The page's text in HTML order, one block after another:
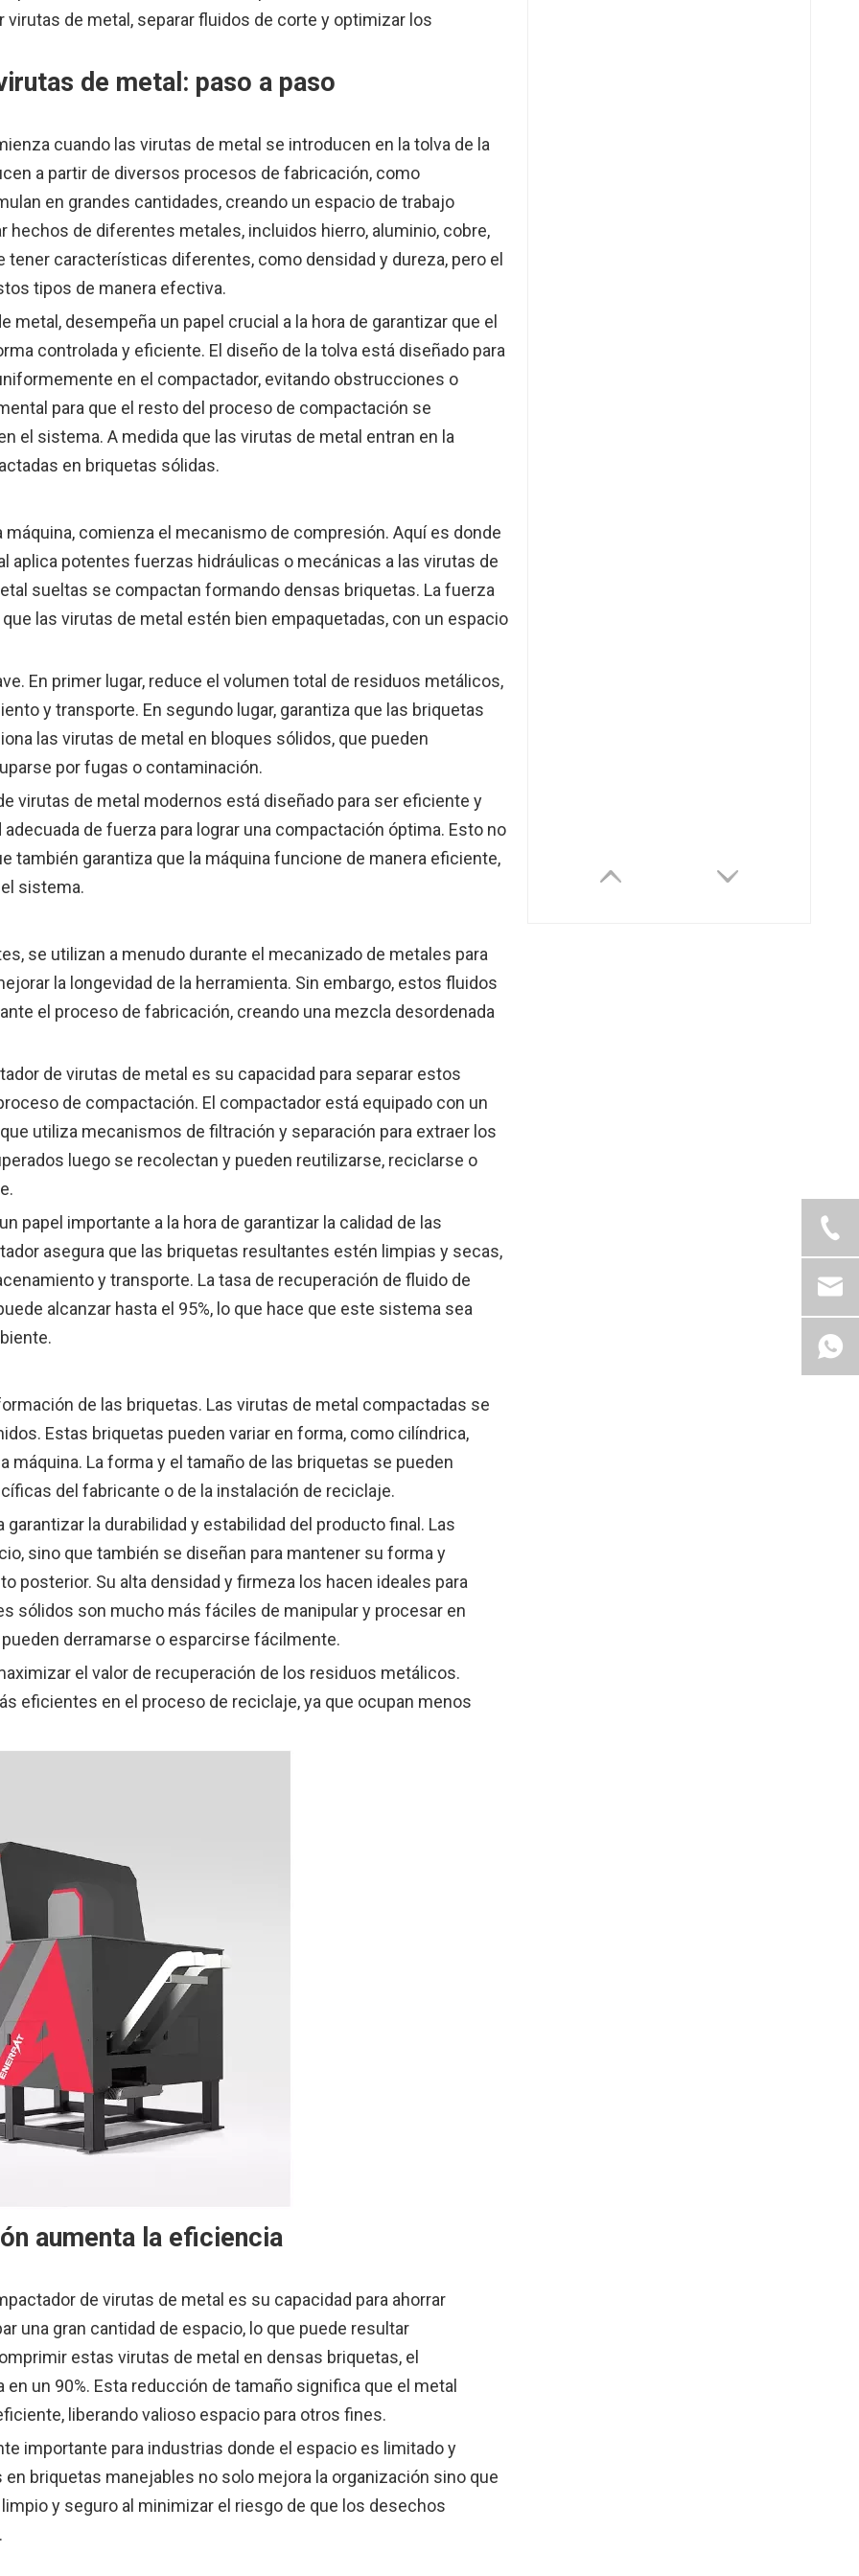
de metal, separar fluidos de corte y optimizar los
de metal: paso a paso
cuando las virutas de metal se introducen en la tolva de la
a partir de diversos procesos de fabricación, como
en grandes cantidades, creando un espacio de trabajo
de diferentes metales, incluidos hierro, aluminio, cobre,
características diferentes, como densidad y dureza, pero el
tipos de manera efectiva.
metal, desempeña un papel crucial a la hora de garantizar que el
controlada y eficiente. El diseño de la tolva está diseñado para
en el compactador, evitando obstrucciones o
para que el resto del proceso de compactación se
el sistema. A medida que las virutas de metal entran en la
en briquetas sólidas.
comienza el mecanismo de compresión. Aquí es donde
aplica potentes fuerzas hidráulicas o mecánicas a las virutas de
sueltas se compactan formando densas briquetas. La fuerza
las virutas de metal estén bien empaquetadas, con un espacio
En primer lugar, reduce el volumen total de residuos metálicos,
y transporte. En segundo lugar, garantiza que las briquetas
las virutas de metal en bloques sólidos, que pueden
por fugas o contaminación.
virutas de metal modernos está diseñado para ser eficiente y
de fuerza para lograr una compactación óptima. Esto no
también garantiza que la máquina funcione de manera eficiente,
sistema.
se utilizan a menudo durante el mecanizado de metales para
la longevidad de la herramienta. Sin embargo, estos fluidos
el proceso de fabricación, creando una mezcla desordenada
de virutas de metal es su capacidad para separar estos
de compactación. El compactador está equipado con un
utiliza mecanismos de filtración y separación para extraer los
luego se recolectan y pueden reutilizarse, reciclarse o
papel importante a la hora de garantizar la calidad de las
asegura que las briquetas resultantes estén limpias y secas,
y transporte. La tasa de recuperación de fluido de
alcanzar hasta el 95%, lo que hace que este sistema sea
de las briquetas. Las virutas de metal compactadas se
Estas briquetas pueden variar en forma, como cilíndrica,
máquina. La forma y el tamaño de las briquetas se pueden
del fabricante o de la instalación de reciclaje.
la durabilidad y estabilidad del producto final. Las
sino que también se diseñan para mantener su forma y
posterior. Su alta densidad y firmeza los hacen ideales para
sólidos son mucho más fáciles de manipular y procesar en
derramarse o esparcirse fácilmente.
el valor de recuperación de los residuos metálicos.
eficientes en el proceso de reciclaje, ya que ocupan menos
aumenta la eficiencia
de virutas de metal es su capacidad para ahorrar
una gran cantidad de espacio, lo que puede resultar
estas virutas de metal en densas briquetas, el
un 90%. Esta reducción de tamaño significa que el metal
liberando valioso espacio para otros fines.
importante para industrias donde el espacio es limitado y
briquetas manejables no solo mejora la organización sino que
y seguro al minimizar el riesgo de que los desechos